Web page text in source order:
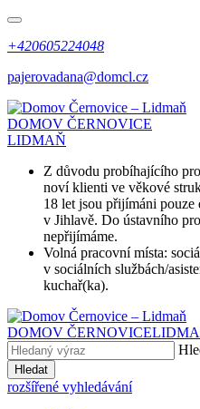
+420605224048
pajerovadana@domcl.cz
DOMOV ČERNOVICE
LIDMAŇ
Z důvodu probíhajícího
noví klienti ve věkové
18 let jsou přijímáni
v Jihlavě. Do ústavního
nepřijímáme.
Volná pracovní místa:
v sociálních službách/
kuchař(ka).
DOMOV ČERNOVICE
Hledat
rozšířené vyhledávání